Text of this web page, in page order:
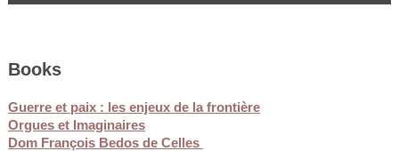
Books
Guerre et paix : les enjeux de la frontière
Orgues et Imaginaires
Dom François Bedos de Celles